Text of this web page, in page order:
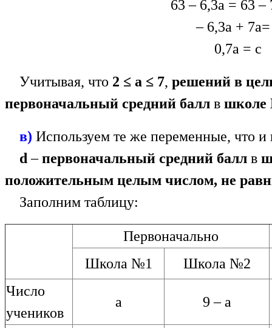
63 – 6,3а = 63 –
– 6,3а +
0,7а = с
Учитывая, что 2 ≤ а ≤ 7, решений в
первоначальный средний балл в школе
в) Используем те же переменные, что и
d–первоначальный средний балл в
положительным целым числом, не
Заполним таблицу:
Первоначально
Школа №1
Школа №2
Число
учеников
a 9 – a